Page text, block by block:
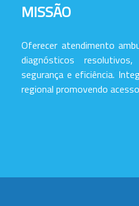
MISSÃO
Oferecer atendimento
diagnósticos resolutivos,
segurança e eficiência.
regional promovendo